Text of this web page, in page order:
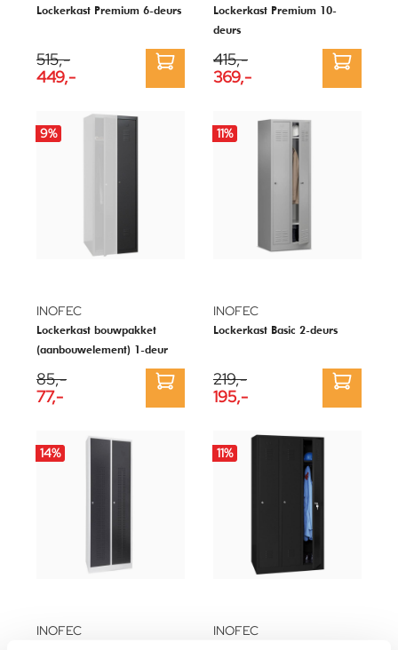
Lockerkast Premium 6-deurs
515,-
449,-
Lockerkast Premium 10-
deurs
415,-
369,-
9%
INOFEC
Lockerkast bouwpakket
(aanbouwelement) 1-deur
85,-
77,-
11%
INOFEC
Lockerkast Basic 2-deurs
219,-
195,-
14%
INOFEC
11%
INOFEC